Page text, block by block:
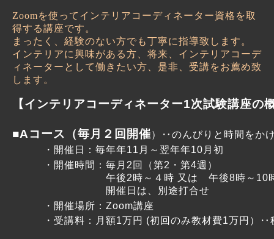
Zoomを使って インテリアコーディネーター資格を取
得する講座です。
まったく、経験のない方でも丁寧に指導致します。
インテリアに興味がある方、将来、インテリアコーデ
ィネーターとして働きたい方、是非、受講をお薦め致
します。
【インテリアコーディネーター1次試験講座の
■Aコース （毎月２回開催） ‥ のんびりと時間をか
・ 開催日 ：毎年年11月～翌年年10月初
・ 開催時間 ：毎月2回（第2・第4週）
午後2時～４時 又は
午後8時～10
開催日は、別途打合せ
・ 開催場所 ：Zoom講座
・ 受講料 ： 月額1万円 (初回のみ教材費1万円） ‥